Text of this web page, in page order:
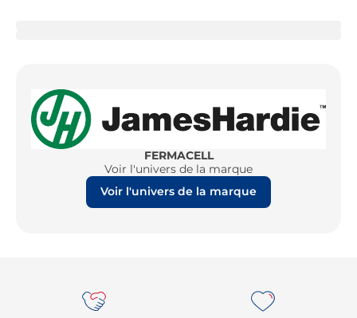
FERMACELL
Voir l'univers de la marque
Voir l'univers de la marque